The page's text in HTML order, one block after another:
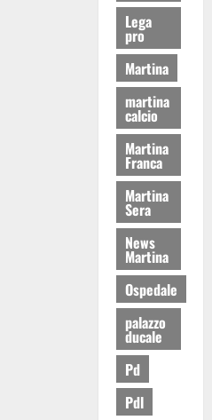
Lega
pro
Martina
martina
calcio
Martina
Franca
Martina
Sera
News
Martina
Ospedale
palazzo
ducale
Pd
Pdl